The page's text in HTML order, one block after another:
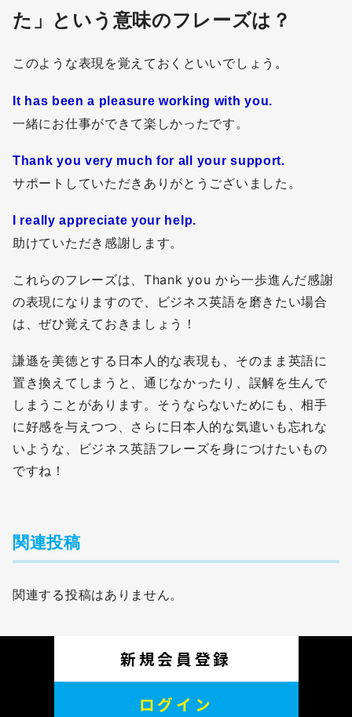
た」という意味のフレーズは？
このような表現を覚えておくといいでしょう。
It has been a pleasure working with you.
一緒にお仕事ができて楽しかったです。
Thank you very much for all your support.
サポートしていただきありがとうございました。
I really appreciate your help.
助けていただき感謝します。
これらのフレーズは、Thank you から一歩進んだ感謝
の表現になりますので、ビジネス英語を磨きたい場合
は、ぜひ覚えておきましょう！
謙遜を美徳とする日本人的な表現も、そのまま英語に
置き換えてしまうと、通じなかったり、誤解を生んで
しまうことがあります。そうならないためにも、相手
に好感を与えつつ、さらに日本人的な気遣いも忘れな
いような、ビジネス英語フレーズを身につけたいもの
ですね！
関連投稿
関連する投稿はありません。
無料
新規会員登録
ログイン